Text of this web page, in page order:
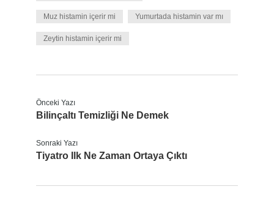
Muz histamin içerir mi Yumurtada histamin var mı
Zeytin histamin içerir mi
Önceki Yazı
Bilinçaltı Temizliği Ne Demek
Sonraki Yazı
Tiyatro Ilk Ne Zaman Ortaya Çıktı